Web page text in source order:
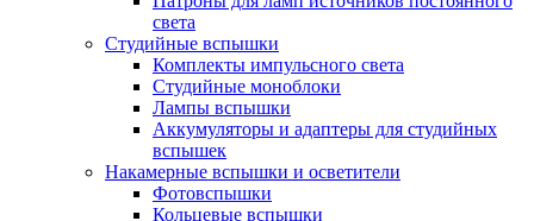
света
Студийные вспышки
Комплекты импульсного света
Студийные моноблоки
Лампы вспышки
Аккумуляторы и адаптеры для студийных
вспышек
Накамерные вспышки и осветители
Фотовспышки
Кольцевые вспышки